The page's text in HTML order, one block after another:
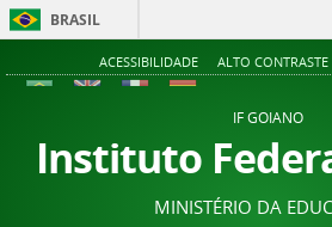
BRASIL
ACESSIBILIDADE ALTO CONTRASTE
IF GOIANO
Instituto
MINISTÉRIO DA